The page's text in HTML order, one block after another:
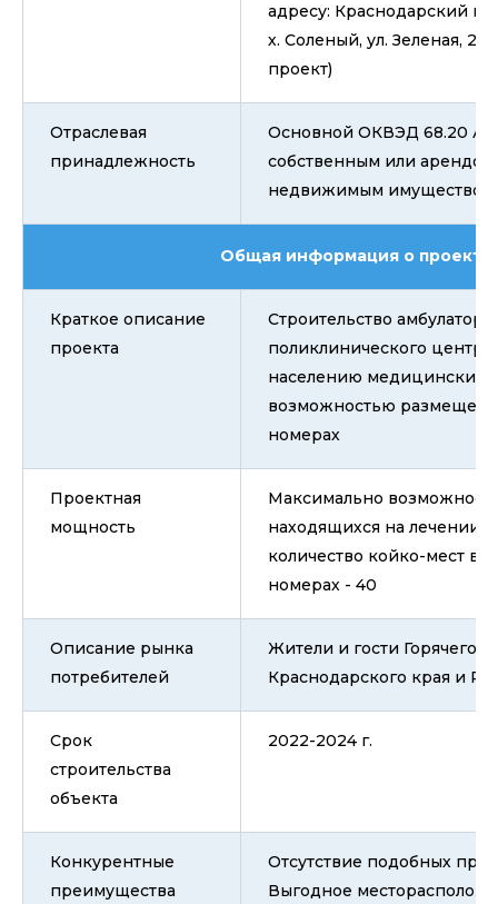
адресу: Краснодарский
х. Соленый, ул. Зеленая, 2/
проект)
Отраслевая
принадлежность
Основной ОКВЭД 68.20
собственным или
недвижимым имуществом
Общая информация о проекте
Краткое описание
проекта
Строительство
поликлинического
населению медицинских
возможностью
номерах
Проектная
мощность
Максимально возможное
находящихся на лечении -
количество койко-мест в
номерах - 40
Описание рынка
потребителей
Жители и гости Горячего
Краснодарского края и РФ
Срок
строительства
объекта
2022-2024 г.
Конкурентные
преимущества
Отсутствие подобных
Выгодное